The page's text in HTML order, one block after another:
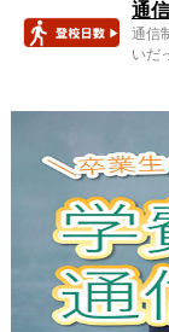
通
通信
いだ